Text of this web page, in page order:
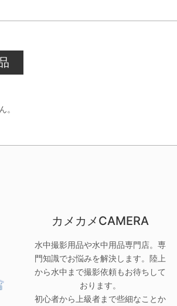
。
カメカメCAMERA
水中撮影用品や水中用品専門店。専
門知識でお悩みを解決します。陸上
から水中まで撮影依頼もお待ちして
おります。
初心者から上級者まで些細なことか